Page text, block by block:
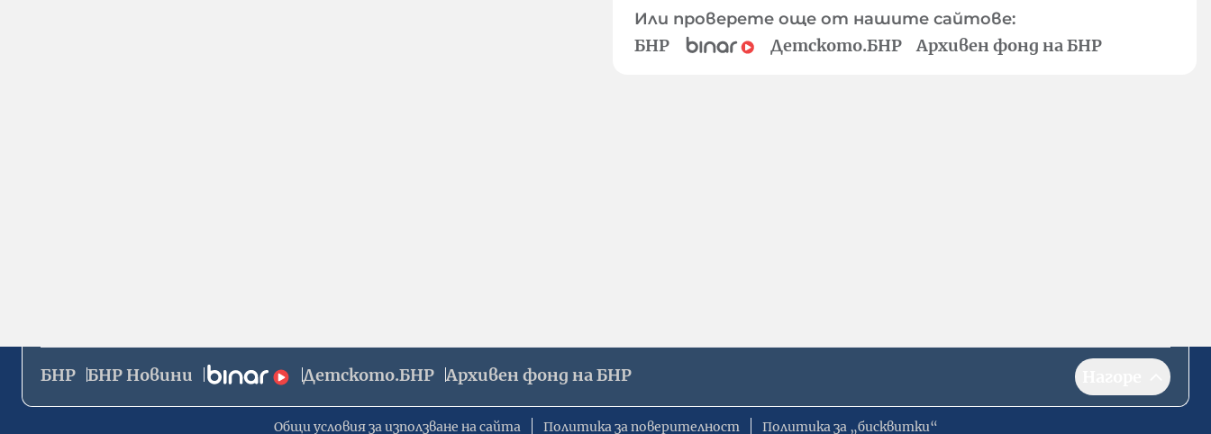
Или проверете още от нашите сайтове:
БНР Детското.БНР Архивен фонд на БНР
БНР БНР Новини Детското.БНР Архивен фонд на БНР
Общи условия за използване на сайта Политика за поверителност Политика за „бисквитки“